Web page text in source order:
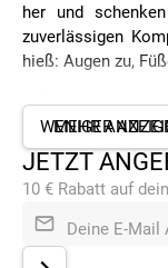
her und
zuverlässigen
hieß: Augen zu,
Naloo passt
Bedürfnisse
verschiedensten
verschiedenen
findet. Ziemlich
eine ganz Zeit
größere Rahmen
MEHR
WENIGER
JETZT
10 € Rabatt auf
Deine E-Mail